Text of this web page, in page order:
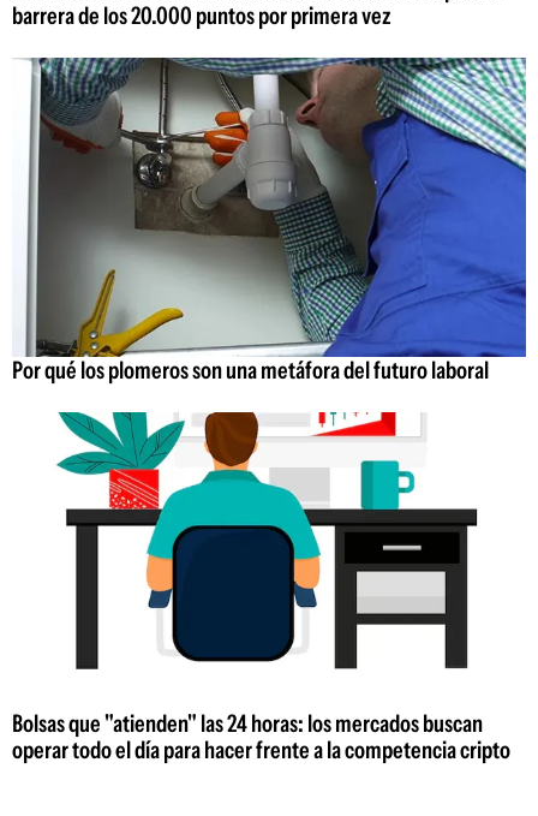
barrera de los 20.000 puntos por primera vez
Por qué los plomeros son una metáfora del futuro laboral
Bolsas que "atienden" las 24 horas: los mercados buscan
operar todo el día para hacer frente a la competencia cripto